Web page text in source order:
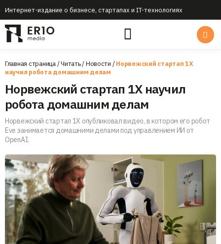
Интернет-издание о бизнесе, стартапах и IT-технологиях
Главная страница/Читать/Новости /Норвежский стартап 1X
научил робота домашним делам
Норвежский стартап 1X научил
робота домашним делам
Норвежский стартап 1X опубликовал видео, в котором его робот
Eve занимается домашними делами под управлением ИИ от
OpenAI.